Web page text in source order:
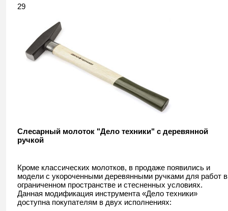
29
Слесарный молоток "Дело техники" с деревянной
ручкой
Кроме классических молотков, в продаже появились и
модели с укороченными деревянными ручками для работ в
ограниченном пространстве и стесненных условиях.
Данная модификация инструмента «Дело техники»
доступна покупателям в двух исполнениях: